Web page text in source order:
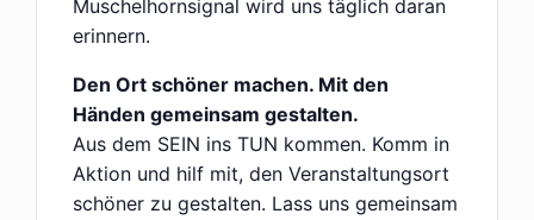
Muschelhornsignal wird uns täglich daran
erinnern.
Den Ort schöner machen. Mit den
Händen gemeinsam gestalten.
Aus dem SEIN ins TUN kommen. Komm in
Aktion und hilf mit, den Veranstaltungsort
schöner zu gestalten. Lass uns gemeinsam